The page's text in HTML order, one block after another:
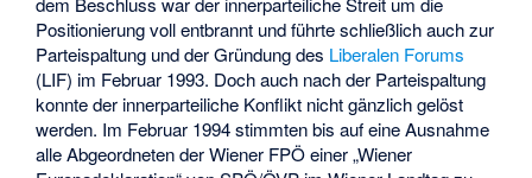
Positionierung voll entbrannt und führte schließlich auch zur
Parteispaltung und der Gründung des Liberalen Forums
(LIF) im Februar 1993. Doch auch nach der Parteispaltung
konnte der innerparteiliche Konflikt nicht gänzlich gelöst
werden. Im Februar 1994 stimmten bis auf eine Ausnahme
alle Abgeordneten der Wiener FPÖ einer „Wiener